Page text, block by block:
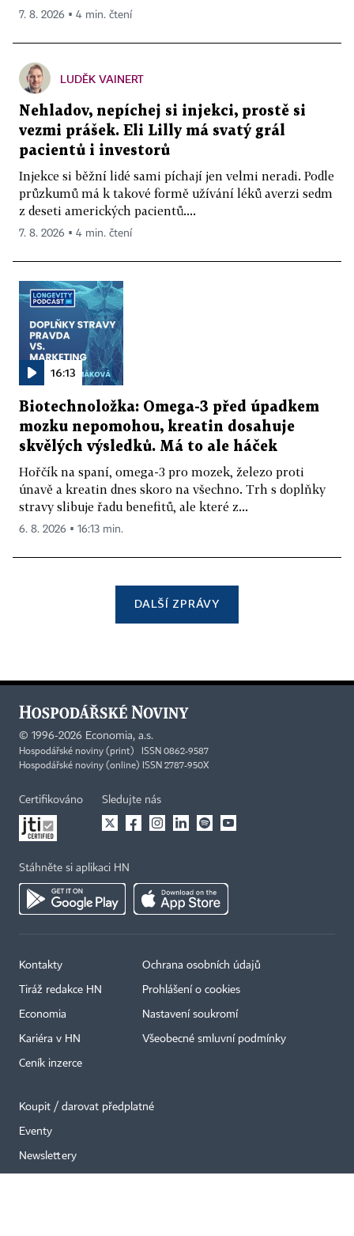
7. 8. 2026 ▪ 4 min. čtení
LUDĚK VAINERT
Nehladov, nepíchej si injekci, prostě si
vezmi prášek. Eli Lilly má svatý grál
pacientů i investorů
Injekce si běžní lidé sami píchají jen velmi neradi. Podle
průzkumů má k takové formě užívání léků averzi sedm
z deseti amerických pacientů....
7. 8. 2026 ▪ 4 min. čtení
16:13
Biotechnoložka: Omega-3 před úpadkem
mozku nepomohou, kreatin dosahuje
skvělých výsledků. Má to ale háček
Hořčík na spaní, omega-3 pro mozek, železo proti
únavě a kreatin dnes skoro na všechno. Trh s doplňky
stravy slibuje řadu benefitů, ale které z...
6. 8. 2026 ▪ 16:13 min.
DALŠÍ ZPRÁVY
© 1996-2026 Economia, a.s.
Hospodářské noviny (print) ISSN 0862-9587
Hospodářské noviny (online) ISSN 2787-950X
Certifikováno Sledujte nás
Stáhněte si aplikaci HN
Kontakty
Tiráž redakce HN
Economia
Kariéra v HN
Ceník inzerce
Ochrana osobních údajů
Prohlášení o cookies
Nastavení soukromí
Všeobecné smluvní podmínky
Koupit / darovat předplatné
Eventy
Newslettery